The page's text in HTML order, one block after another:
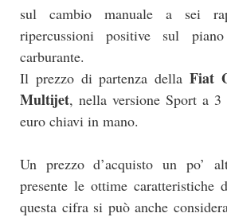
sul cambio manuale a sei
ripercussioni positive sul
carburante.
Il prezzo di partenza della Fiat
Multijet, nella versione Sport a
euro chiavi in mano.
Un prezzo d’acquisto un po’
presente le ottime caratteristiche
questa cifra si può anche